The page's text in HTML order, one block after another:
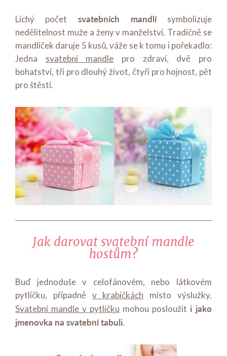
Lichý počet svatebních mandlísymbolizuje
nedělitelnost muže a ženy v manželství. Tradičně se
mandliček daruje 5 kusů, váže se k tomu i pořekadlo:
Jedna svatební mandle pro zdraví, dvě pro
bohatství, tři pro dlouhý život, čtyři pro hojnost, pět
pro štěstí.
Jak darovat svatební mandle
hostům?
Buď jednoduše v celofánovém, nebo látkovém
pytlíčku, případně v krabičkách místo výslužky.
Svatební mandle v pytlíčku mohou posloužit i jako
jmenovka na svatební tabuli.